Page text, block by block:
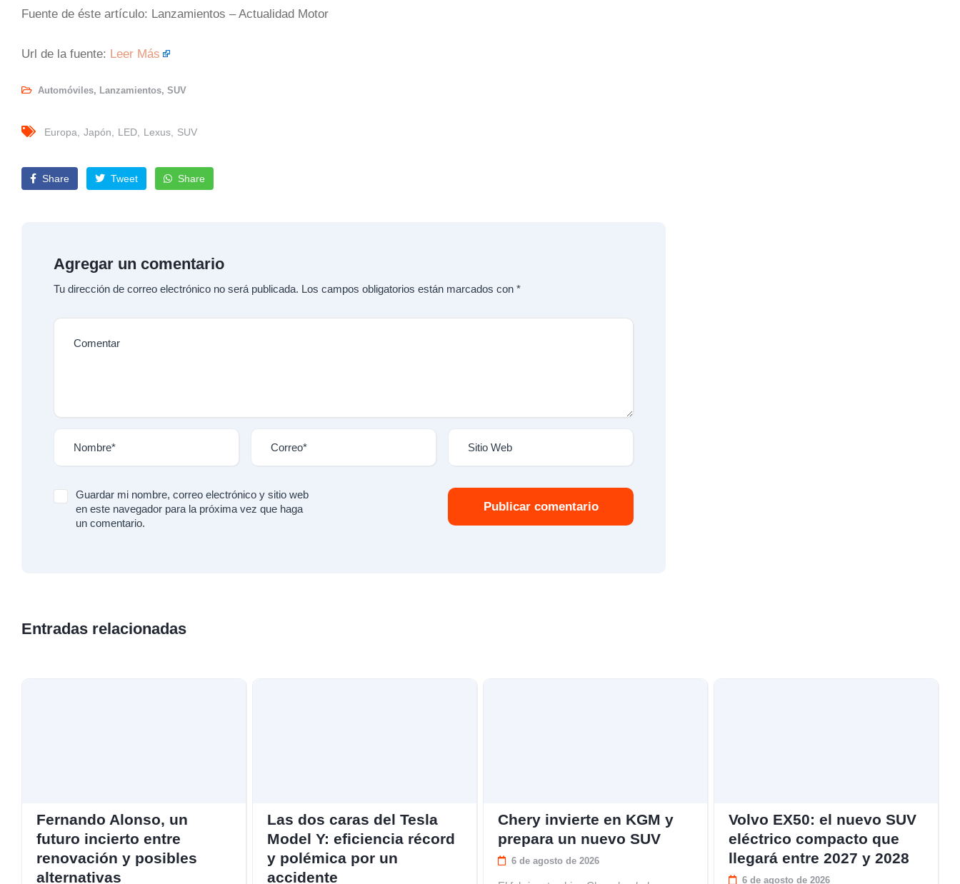
Fuente de éste artículo: Lanzamientos – Actualidad Motor
Url de la fuente: Leer Más
Automóviles, Lanzamientos, SUV
Europa Japón LED Lexus SUV
Share Tweet Share
Agregar un comentario
Tu dirección de correo electrónico no será publicada. Los campos obligatorios están marcados con *
Guardar mi nombre, correo electrónico y sitio web
en este navegador para la próxima vez que haga
un comentario.
Publicar comentario
Entradas relacionadas
Fernando Alonso, un
futuro incierto entre
renovación y posibles
alternativas
Las dos caras del Tesla
Model Y: eficiencia récord
y polémica por un
accidente
Chery invierte en KGM y
prepara un nuevo SUV
6 de agosto de 2026
Volvo EX50: el nuevo SUV
eléctrico compacto que
llegará entre 2027 y 2028
6 de agosto de 2026